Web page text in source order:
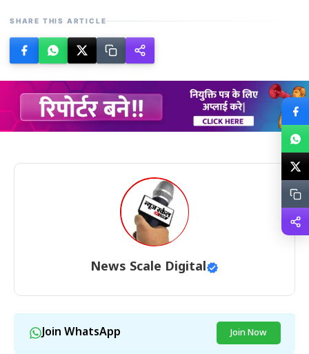
SHARE THIS ARTICLE
News Scale Digital
Join WhatsApp Join Now